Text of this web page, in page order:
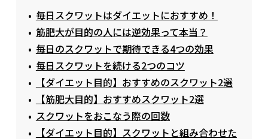
毎日スクワットはダイエットにおすすめ！
筋肥大が目的の人には逆効果って本当？
毎日のスクワットで期待できる4つの効果
毎日スクワットを続ける2つのコツ
【ダイエット目的】おすすめのスクワット2選
【筋肥大目的】おすすめスクワット2選
スクワットをおこなう際の回数
【ダイエット目的】スクワットと組み合わせた